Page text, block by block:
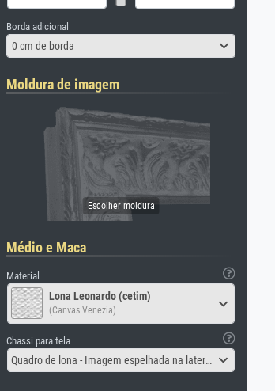
Borda adicional
0 cm de borda
Moldura de imagem
Médio e Maca
Material
Lona Leonardo (cetim)
(Canvas Venezia)
Chassi para tela
Quadro de lona - Imagem espelhada na lateral